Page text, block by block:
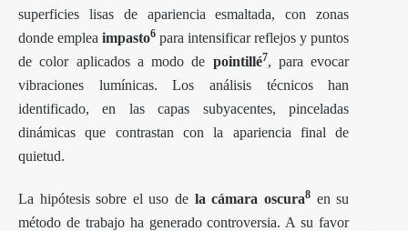
superficies lisas de apariencia esmaltada, con zonas
donde empleaimpasto6 para intensificar reflejos y puntos
de color aplicados a modo de pointillé7, para evocar
vibraciones lumínicas. Los análisis técnicos han
identificado, en las capas subyacentes, pinceladas
dinámicas que contrastan con la apariencia final de
quietud.
La hipótesis sobre el uso de la cámara oscura8en su
método de trabajo ha generado controversia. A su favor